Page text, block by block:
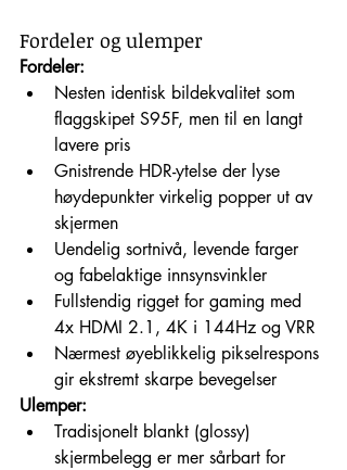
Fordeler og ulemper
Fordeler:
Nesten identisk bildekvalitet som
flaggskipet S95F, men til en langt
lavere pris
Gnistrende HDR-ytelse der lyse
høydepunkter virkelig popper ut av
skjermen
Uendelig sortnivå, levende farger
og fabelaktige innsynsvinkler
Fullstendig rigget for gaming med
4x HDMI 2.1, 4K i 144Hz og VRR
Nærmest øyeblikkelig pikselrespons
gir ekstremt skarpe bevegelser
Ulemper:
Tradisjonelt blankt (glossy)
skjermbelegg er mer sårbart for